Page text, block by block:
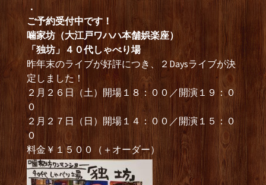
．
ご予約受付中です！
噛家坊（大江戸ワハハ本舗娯楽座）
「独坊」４０代しゃべり場
昨年末のライブが好評につき、２Daysライブが決
定しました！
２月２６日（土）開場１８：００／開演１９：０
０
２月２７日（日）開場１４：００／開演１５：０
０
料金￥１５００（＋オーダー）